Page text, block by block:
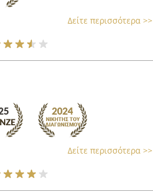
Δείτε περισσότερα >>
Δείτε περισσότερα >>